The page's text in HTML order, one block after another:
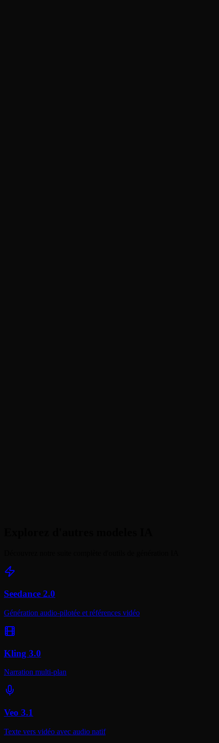
Seedance 2.0
Génération audio-pilotée et références vidéo
Kling 3.0
Narration multi-plan
Veo 3.1
Texte vers vidéo avec audio natif